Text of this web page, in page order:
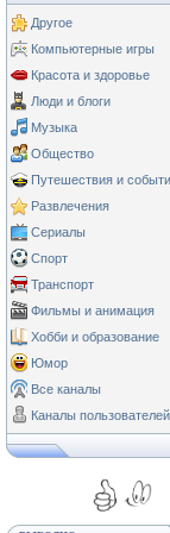
Другое
Компьютерные игры
Красота и здоровье
Люди и блоги
Музыка
Общество
Путешествия и
Развлечения
Сериалы
Спорт
Транспорт
Фильмы и анимация
Хобби и образование
Юмор
Все каналы
Каналы пользователей